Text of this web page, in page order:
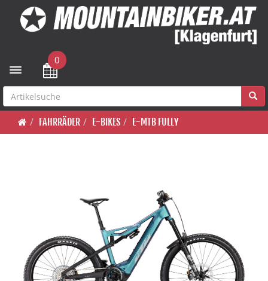
Toggle navigation
0
FAHRRÄDER E-BIKES E-MTB FULLY